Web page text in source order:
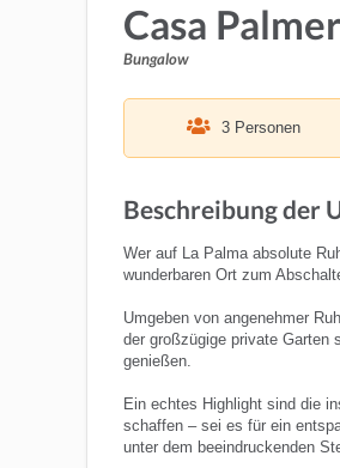
Casa
Bungalow
3 Personen
Beschreibung der
Wer auf La Palma absolute
wunderbaren Ort zum
Umgeben von angenehmer
der großzügige private Garten
genießen.
Ein echtes Highlight sind die
schaffen – sei es für ein
unter dem beeindruckenden